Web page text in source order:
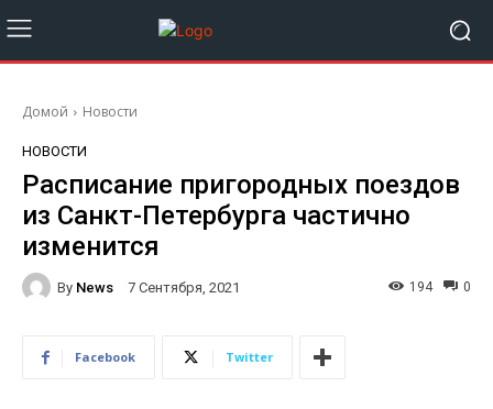
Домой Новости
НОВОСТИ
Расписание пригородных поездов
из Санкт-Петербурга частично
изменится
By News 7 Сентября, 2021 0
194
Facebook Twitter